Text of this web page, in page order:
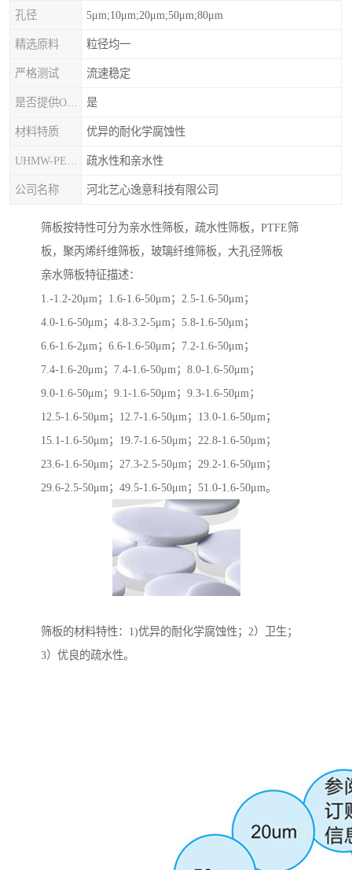
孔径 5μm;10μm;20μm;50μm;80μm
精选原料 粒径均一
严格测试 流速稳定
是
材料特质 优异的耐化学腐蚀性
疏水性和亲水性
公司名称 河北艺心逸意科技有限公司
筛板按特性可分为亲水性筛板，疏水性筛板，PTFE筛
板，聚丙烯纤维筛板，玻璃纤维筛板，大孔径筛板
亲水筛板特征描述：
1.-1.2-20μm；1.6-1.6-50μm；2.5-1.6-50μm；
4.0-1.6-50μm；4.8-3.2-5μm；5.8-1.6-50μm；
6.6-1.6-2μm；6.6-1.6-50μm；7.2-1.6-50μm；
7.4-1.6-20μm；7.4-1.6-50μm；8.0-1.6-50μm；
9.0-1.6-50μm；9.1-1.6-50μm；9.3-1.6-50μm；
12.5-1.6-50μm；12.7-1.6-50μm；13.0-1.6-50μm；
15.1-1.6-50μm；19.7-1.6-50μm；22.8-1.6-50μm；
23.6-1.6-50μm；27.3-2.5-50μm；29.2-1.6-50μm；
29.6-2.5-50μm；49.5-1.6-50μm；51.0-1.6-50μm。
筛板的材料特性：1)优异的耐化学腐蚀性；2）卫生；
3）优良的疏水性。